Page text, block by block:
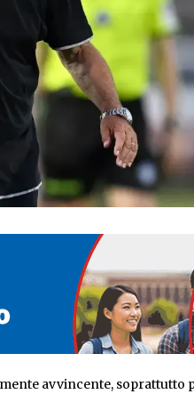
avvincente, soprattutto